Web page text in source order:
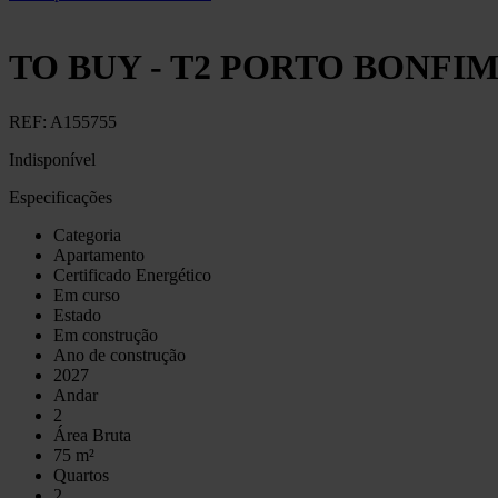
TO BUY - T2 PORTO BONFIM
REF: A155755
Indisponível
Especificações
Categoria
Apartamento
Certificado Energético
Em curso
Estado
Em construção
Ano de construção
2027
Andar
2
Área Bruta
75 m²
Quartos